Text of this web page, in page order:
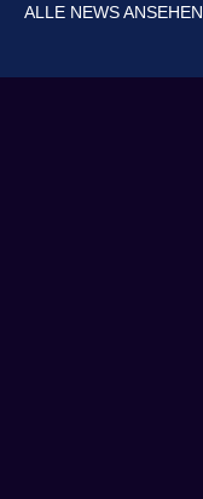
ALLE NEWS ANSEHEN